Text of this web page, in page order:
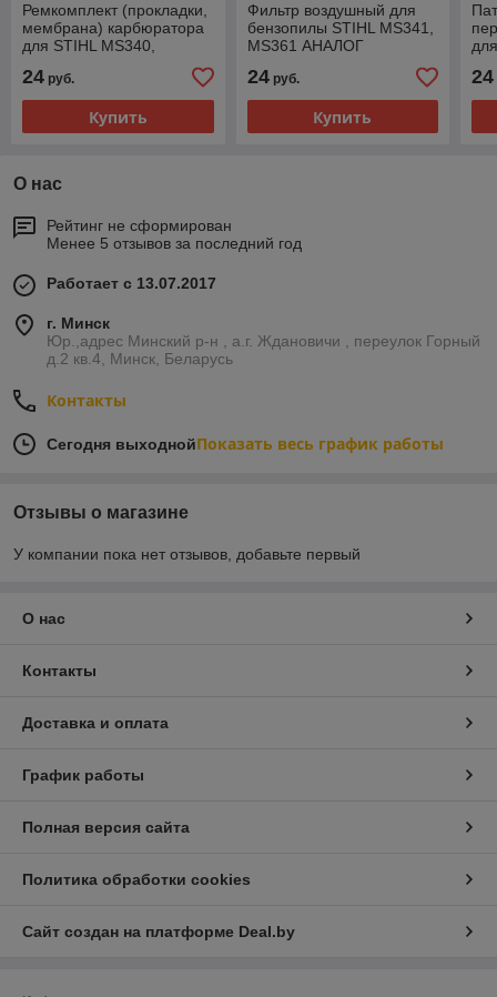
Ремкомплект (прокладки,
мембрана) карбюратора
для STIHL MS340,
MS360, MS440, 034, 036,
044 (ZAMA C3M) (аналог)
24 руб.
Купить
Фильтр воздушный для
бензопилы STIHL MS341,
MS361 АНАЛОГ
24руб.
Купить
24
О нас
Рейтинг не сформирован
Менее 5 отзывов за последний год
Работает с 13.07.2017
г. Минск
Юр.,адрес Минский р-н , а.г. Ждановичи , переулок Горный
д.2 кв.4, Минск, Беларусь
Контакты
Сегодня выходнойПоказать весь график работы
Отзывы о магазине
У компании пока нет отзывов, добавьте первый
О нас
Контакты
Доставка и оплата
График работы
Полная версия сайта
Политика обработки cookies
Сайт создан на платформе Deal.by